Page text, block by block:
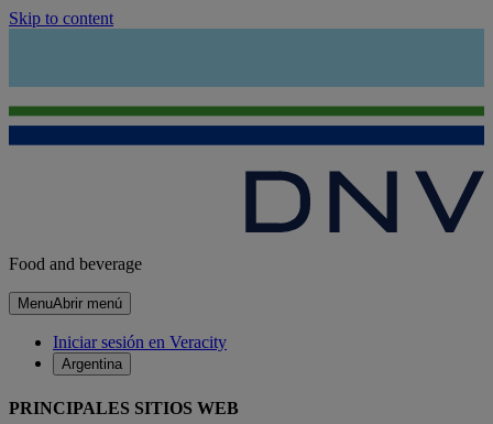
Skip to content
Food and beverage
MenuAbrir menú
Iniciar sesión en Veracity
Argentina
PRINCIPALES SITIOS WEB